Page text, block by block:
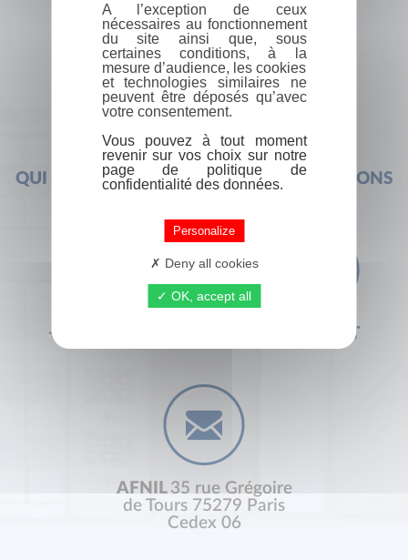
QUI SOMMES-NOUS ? FOIRE AUX QUESTIONS
+33 (0) 1 44 41 29 19 CONTACT
AFNIL 35 rue Grégoire
de Tours 75279 Paris
Cedex 06
A l’exception de ceux
nécessaires au fonctionnement
du site ainsi que, sous
certaines conditions, à la
mesure d’audience, les cookies
et technologies similaires ne
peuvent être déposés qu’avec
votre consentement.
Vous pouvez à tout moment
revenir sur vos choix sur notre
page de politique de
confidentialité des données.
Personalize
Deny all cookies
OK, accept all